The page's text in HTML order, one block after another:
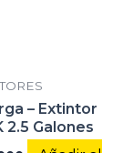
– Extintor
2.5 Galones